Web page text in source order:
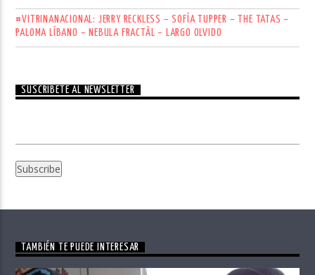
#VITRINANACIONAL: JERRY RECKLESS – SOFÍA TUPPER – THE TATAS –
PALOMA LÍBANO – NEBULA FRACTÄL – LARGO OLVIDO
SUSCRÍBETE AL NEWSLETTER
TAMBIÉN TE PUEDE INTERESAR